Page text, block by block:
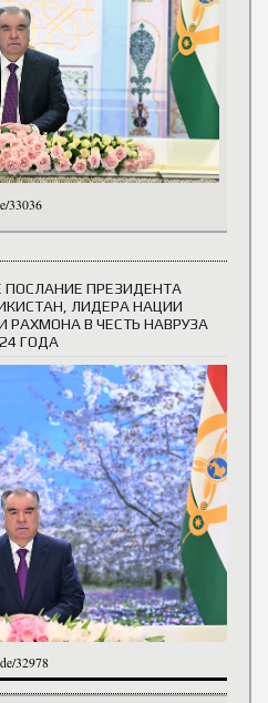
33036
ПРЕЗИДЕНТА
ЛИДЕРА НАЦИИ
В ЧЕСТЬ НАВРУЗА
ГОДА
32978